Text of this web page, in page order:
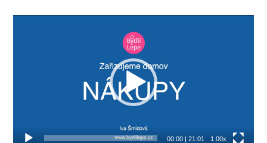
00:00| 21:01 1.00x